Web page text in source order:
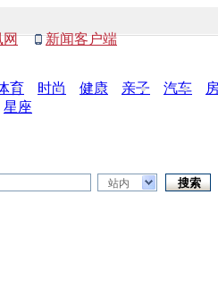
网 新闻客户端
育 时尚 健康 亲子 汽车
星座
站内